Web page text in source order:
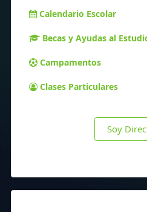
Calendario Escolar
Becas y Ayudas al
Campamentos
Clases Particulares
Soy